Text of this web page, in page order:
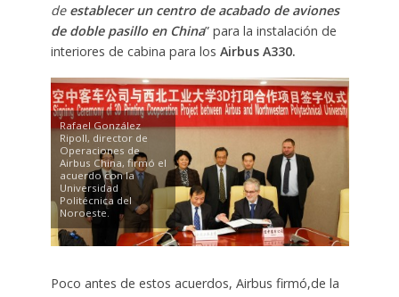
deestablecer un centro de acabado de aviones
de doble pasillo en China” para la instalación de
interiores de cabina para los Airbus A330.
Rafael González
Ripoll, director de
Operaciones de
Airbus China, firmó el
acuerdo con la
Universidad
Politécnica del
Noroeste.
Poco antes de estos acuerdos, Airbus firmó,de la